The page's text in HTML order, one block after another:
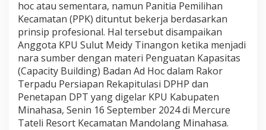
hoc atau sementara, namun Panitia Pemilihan
Kecamatan (PPK) dituntut bekerja berdasarkan
prinsip profesional. Hal tersebut disampaikan
Anggota KPU Sulut Meidy Tinangon ketika menjadi
nara sumber dengan materi Penguatan Kapasitas
(Capacity Building) Badan Ad Hoc dalam Rakor
Terpadu Persiapan Rekapitulasi DPHP dan
Penetapan DPT yang digelar KPU Kabupaten
Minahasa, Senin 16 September 2024 di Mercure
Tateli Resort Kecamatan Mandolang Minahasa.